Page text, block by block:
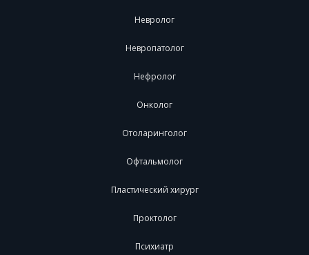
Невролог
Невропатолог
Нефролог
Онколог
Отоларинголог
Офтальмолог
Пластический хирург
Проктолог
Психиатр